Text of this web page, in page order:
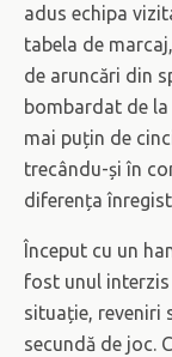
adus echipa
tabela de
de aruncări din
bombardat de
mai puțin de
trecându-și în
diferența
Început cu un
fost unul
situație, reveniri
secundă de joc.